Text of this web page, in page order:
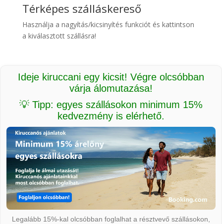
Térképes szálláskereső
Használja a nagyítás/kicsinyítés funkciót és kattintson
a kiválasztott szállásra!
Ideje kiruccani egy kicsit! Végre olcsóbban
várja álomutazása!
💡 Tipp: egyes szállásokon minimum 15%
kedvezmény is elérhető.
Legalább 15%-kal olcsóbban foglalhat a résztvevő szállásokon,